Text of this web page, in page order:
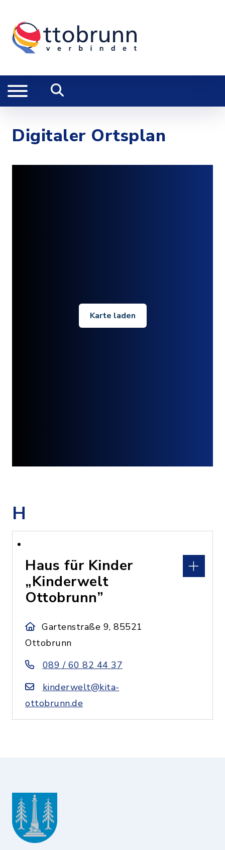
Digitaler Ortsplan
Karte laden
H
Haus für Kinder
„Kinderwelt
Ottobrunn”
Gartenstraße 9, 85521
Ottobrunn
089 / 60 82 44 37
kinderwelt@kita-
ottobrunn.de